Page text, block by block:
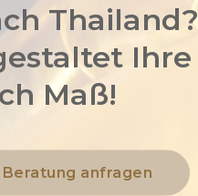
Thailand?
Ihre
Maß!
Beratung anfragen